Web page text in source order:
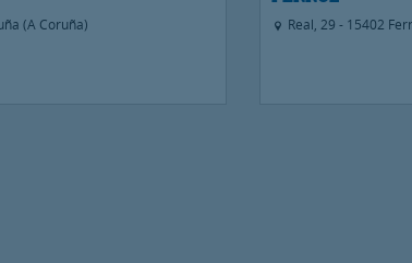
(A Coruña) Real, 29 - 15402